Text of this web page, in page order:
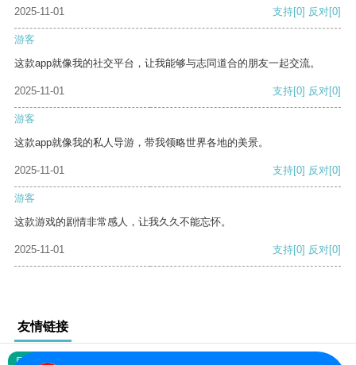
2025-11-01
支持[0] 反对[0]
游客
这款app就像我的社交平台，让我能够与志同道合的朋友一起交流。
2025-11-01 支持[0] 反对[0]
游客
这款app就像我的私人导游，带我领略世界各地的美景。
2025-11-01 支持[0] 反对[0]
游客
这款游戏的剧情非常感人，让我久久不能忘怀。
2025-11-01 支持[0] 反对[0]
友情链接
网站地图